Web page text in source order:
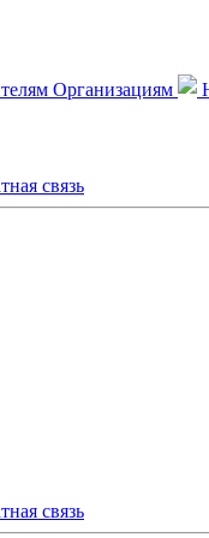
Организациям
связь
связь